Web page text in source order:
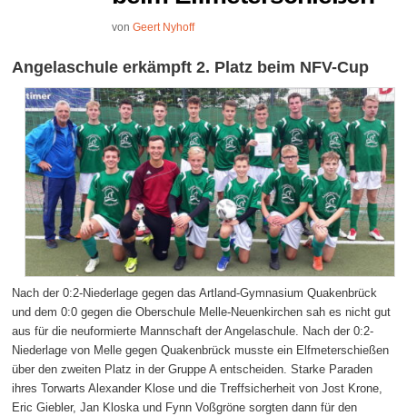
vonGeert Nyhoff
Angelaschule erkämpft 2. Platz beim NFV-Cup
Nach der 0:2-Niederlage gegen das Artland-Gymnasium Quakenbrück
und dem 0:0 gegen die Oberschule Melle-Neuenkirchen sah es nicht gut
aus für die neuformierte Mannschaft der Angelaschule. Nach der 0:2-
Niederlage von Melle gegen Quakenbrück musste ein Elfmeterschießen
über den zweiten Platz in der Gruppe A entscheiden. Starke Paraden
ihres Torwarts Alexander Klose und die Treffsicherheit von Jost Krone,
Eric Giebler, Jan Kloska und Fynn Voßgröne sorgten dann für den